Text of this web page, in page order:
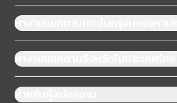
หางานแยกตามเขตในกรุงเทพมหานคร
หางานแยกตามจังหวัดในประเทศไทย
สำหรับผู้สมัครงาน